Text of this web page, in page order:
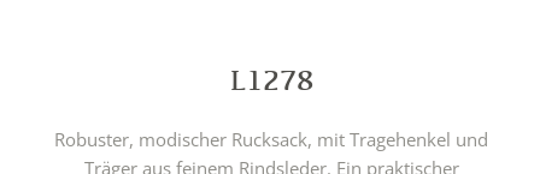
L1278
Robuster, modischer Rucksack, mit Tragehenkel und
Träger aus feinem Rindsleder. Ein praktischer